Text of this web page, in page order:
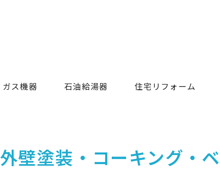
ガス機器 石油給湯器 住宅リフォーム
外壁塗装・コーキング・